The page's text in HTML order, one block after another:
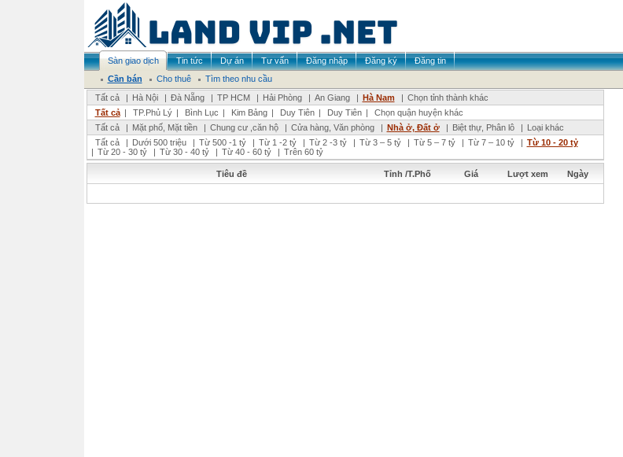
Sàn giao dịch Tin tức Dự án Tư vấn Đăng nhập Đăng ký
Đăng tin
Cần bán
Cho thuê
Tìm theo nhu cầu
Tất cả
| Hà Nội | Đà Nẵng | TP HCM | Hải Phòng | An Giang | Hà Nam | Chọn tỉnh thành khác
Tất cả | TP.Phủ Lý | Bình Lục | Kim Bảng | Duy Tiên | Duy Tiên |
Chọn quận huyện khác
Tất cả
| Mặt phố, Mặt tiền | Chung cư ,căn hộ | Cửa hàng, Văn phòng | Nhà ở, Đất ở | Biệt thự, Phân lô | Loại khác
Tất cả
| Dưới 500 triệu | Từ 500 -1 tỷ | Từ 1 -2 tỷ | Từ 2 -3 tỷ | Từ 3 – 5 tỷ | Từ 5 – 7 tỷ | Từ 7 – 10 tỷ | Từ 10 - 20 tỷ
| Từ 20 - 30 tỷ | Từ 30 - 40 tỷ | Từ 40 - 60 tỷ | Trên 60 tỷ
Tiêu đề Tỉnh /T.Phố Giá Lượt xem Ngày